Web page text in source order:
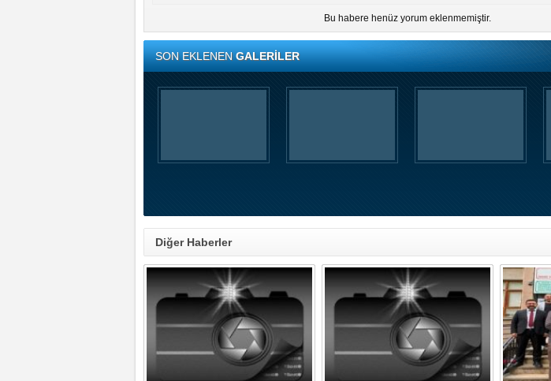
Bu habere henüz yorum eklenmemiştir.
SON EKLENENGALERİLER
Diğer Haberler